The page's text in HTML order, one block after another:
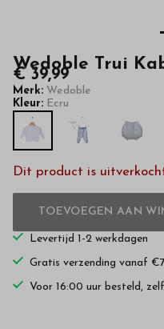
Wedoble Trui
€ 39,99
Merk: Wedoble
Kleur: Ecru
Dit product is
TOEVOEGEN AAN
Levertijd 1-2 werkdagen
Gratis verzending vanaf
Voor 16:00 uur besteld,